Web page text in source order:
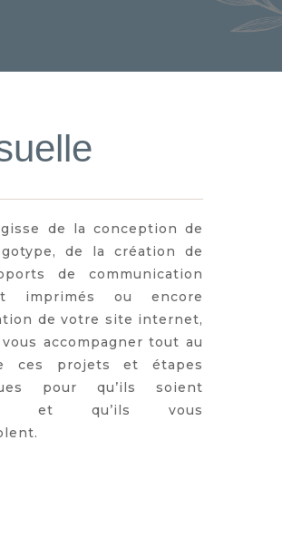
de la conception de
de la création de
de communication
imprimés ou encore
de votre site internet,
accompagner tout au
ces projets et étapes
pour qu’ils soient
et qu’ils vous